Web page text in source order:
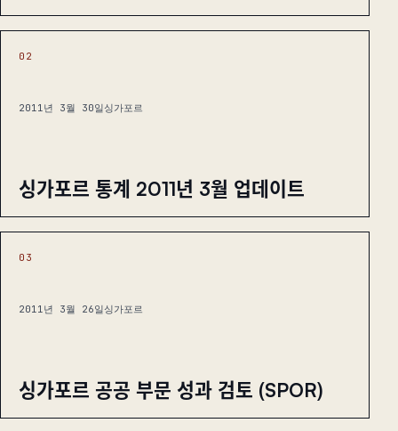
02
2011년 3월 30일싱가포르
싱가포르 통계 2011년 3월 업데이트
03
2011년 3월 26일싱가포르
싱가포르 공공 부문 성과 검토 (SPOR)